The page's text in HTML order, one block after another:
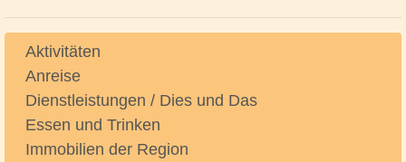
Aktivitäten
Anreise
Dienstleistungen / Dies und Das
Essen und Trinken
Immobilien der Region